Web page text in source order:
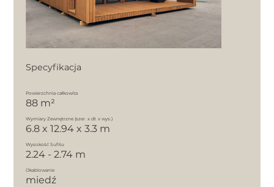
Specyfikacja
Powierzchnia całkowita
88 m²
Wymiary Zewnętrzne (szer. x dł. x wys.)
6.8 x 12.94 x 3.3 m
Wysokość Sufitu
2.24 - 2.74 m
Okablowanie
miedź